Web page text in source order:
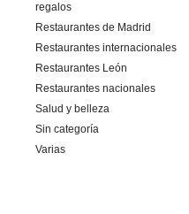
regalos
Restaurantes de Madrid
Restaurantes internacionales
Restaurantes León
Restaurantes nacionales
Salud y belleza
Sin categoría
Varias